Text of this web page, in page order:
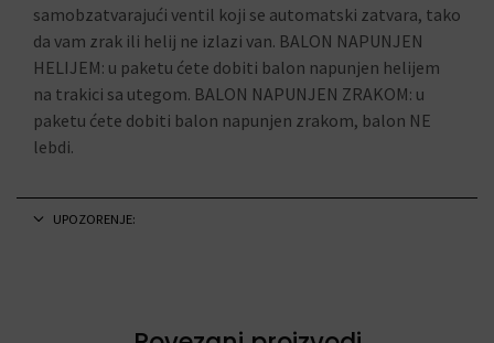
samobzatvarajući ventil koji se automatski zatvara, tako
da vam zrak ili helij ne izlazi van. BALON NAPUNJEN
HELIJEM: u paketu ćete dobiti balon napunjen helijem
na trakici sa utegom. BALON NAPUNJEN ZRAKOM: u
paketu ćete dobiti balon napunjen zrakom, balon NE
lebdi.
UPOZORENJE: